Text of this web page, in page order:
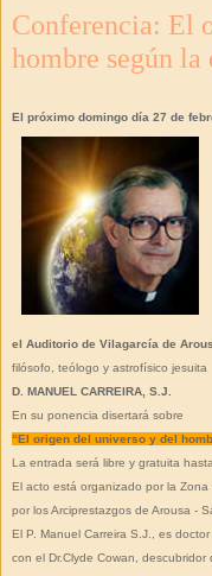
Conferencia: El
hombre según
El próximo domingo día 27 de
el Auditorio de Vilagarcía de
filósofo, teólogo y astrofísico jesuita
D. MANUEL CARREIRA, S.J.
En su ponencia disertará sobre
“El origen del universo y del
La entrada será libre y gratuita
El acto está organizado por la
por los Arciprestazgos de Arousa -
El P. Manuel Carreira S.J., es
con el Dr.Clyde Cowan,